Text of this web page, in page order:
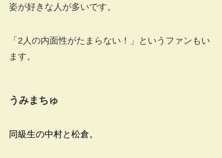
姿が好きな人が多いです。
「2人の内面性がたまらない！」というファンもい
ます。
うみまちゅ
同級生の中村と松倉。